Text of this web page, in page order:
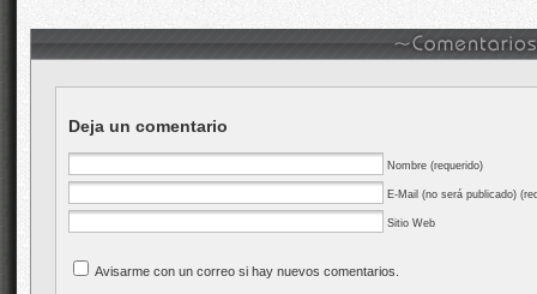
Deja un comentario
Nombre (requerido)
E-Mail (no será publicado)
Sitio Web
Avisarme con un correo si hay nuevos comentarios.